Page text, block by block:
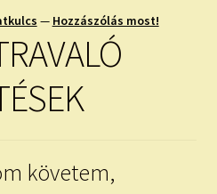
— Hozzászólás most!
követem,